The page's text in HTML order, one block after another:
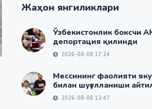
Жаҳон янгиликлари
Ўзбекистонлик боксчи
депортация қилинди
2026-08-08 17:24
Мессининг фаолияти
билан шуғулланиши
2026-08-08 13:47